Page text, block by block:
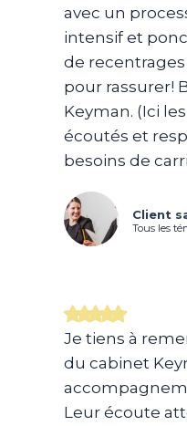
avec un
intensif et
de
pour rassurer!
Keyman. (Ici
écoutés et
besoins de
Client
Tous les
Je tiens à
du cabinet
Leur écoute